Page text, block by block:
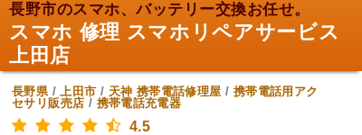
長野市のスマホ、バッテリー交換お任せ。
スマホ 修理 スマホリペアサービス
上田店
長野県/上田市 / 天神 携帯電話修理屋 / 携帯電話用アク
セサリ販売店 / 携帯電話充電器
4.5